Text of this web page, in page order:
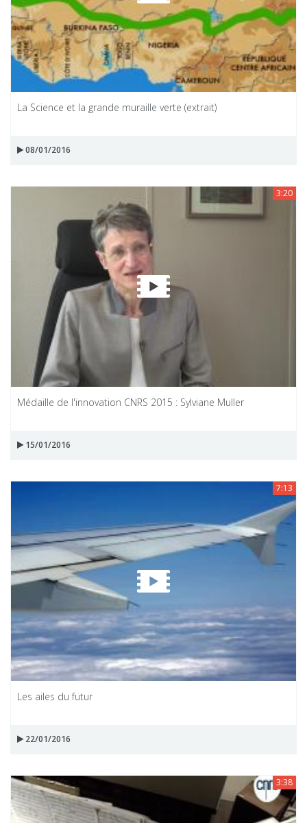
La Science et la grande muraille verte (extrait)
08/01/2016
3:20
Médaille de l'innovation CNRS 2015 : Sylviane Muller
15/01/2016
7:13
Les ailes du futur
22/01/2016
3:38